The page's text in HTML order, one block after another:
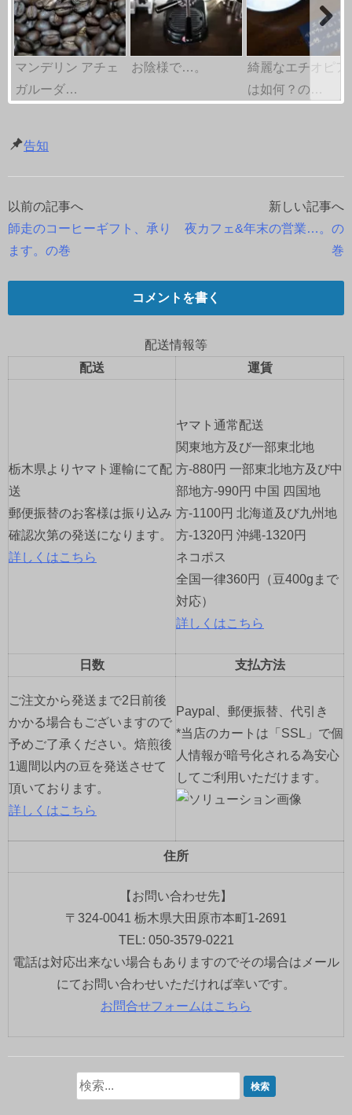
マンデリン アチェ
ガルーダ…
お陰様で…。
綺麗なエチオピア
は如何？の…
告知
投
稿
ナ
ビ
ー
ン
以前の記事へ
師走のコーヒーギフト、承り
ます。の巻
新しい記事へ
夜カフェ&年末の営業…。の
巻
コメントを書く
配送情報等
配送
運賃
栃木県よりヤマト運輸にて配
送
郵便振替のお客様は振り込み
確認次第の発送になります。
詳しくはこちら
ヤマト通常配送
関東地方及び一部東北地
方-880円 一部東北地方及び中
部地方-990円 中国 四国地
方-1100円 北海道及び九州地
方-1320円 沖縄-1320円
ネコポス
全国一律360円（豆400gまで
対応）
詳しくはこちら
日数 支払方法
ご注文から発送まで2日前後
かかる場合もございますので
予めご了承ください。焙煎後
1週間以内の豆を発送させて
頂いております。
詳しくはこちら
Paypal、郵便振替、代引き
*当店のカートは「SSL」で個
人情報が暗号化される為安心
してご利用いただけます。
住所
【お問い合わせ先】
〒324-0041 栃木県大田原市本町1-2691
TEL: 050-3579-0221
電話は対応出来ない場合もありますのでその場合はメール
にてお問い合わせいただければ幸いです。
お問合せフォームはこちら